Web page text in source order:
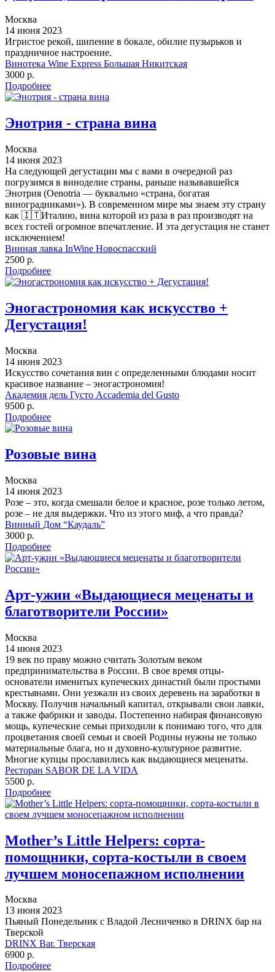
Москва
14 июня 2023
Игристое рекой, шипение в бокале, обилие пузырьков и
праздничное настроение.
Винотека Wine Express Большая Никитская
3000 р.
Подробнее
Энотрия - страна вина
Москва
14 июня 2023
На следующей дегустации мы с вами в очередной раз
погрузимся в виноделие страны, раньше называвшейся
Энотрия (Oenotria — буквально «страна, богатая
виноградниками»). В современном мире мы знаем эту страну
как 🇮🇹Италию, вина которой из раза в раз производят на
всех гостей огромное впечатление. И эта дегустация не станет
исключением!
Винная лавка InWine Новоспасский
2500 р.
Подробнее
Эногастрономия как искусство +
Дегустация!
Москва
14 июня 2023
Искусство сочетания вин с определенными блюдами носит
красивое название – эногастрономия!
Академия дель Густо Accademia del Gusto
9500 р.
Подробнее
Розовые вина
Москва
14 июня 2023
Розе – это, когда смешали белое и красное, розе только летом,
розе – не для выдержки. Что из этого миф, а что правда?
Винный Дом “Каудаль”
3000 р.
Подробнее
Арт-ужин «Выдающиеся меценаты и
благотворители России»
Москва
14 июня 2023
19 век по праву можно считать Золотым веком
предпринимательства в России. В свое время отцы-
основатели именитых купеческих династий были простыми
крестьянами. Они уезжали из своих деревень на заработки в
Москву. Получив начальный капитал, открывали свои лавки,
а также фабрики и заводы. Постепенно набирая финансовую
мощь, купеческие семьи приходили к понимаю того, что для
процветания своей семьи и своей Родины нужны не только
материальные блага, но и духовно-культурное развитие.
Многие купцы прославились как выдающиеся меценаты.
Ресторан SABOR DE LA VIDA
5500 р.
Подробнее
Mother’s Little Helpers: сорта-
помощники, сорта-костыли в своем
лучшем моносепажном исполнении
Москва
13 июня 2023
Пьяный Понедельник с Владой Лесниченко в DRINX бар на
Тверской
DRINX Bar. Тверская
6900 р.
Подробнее